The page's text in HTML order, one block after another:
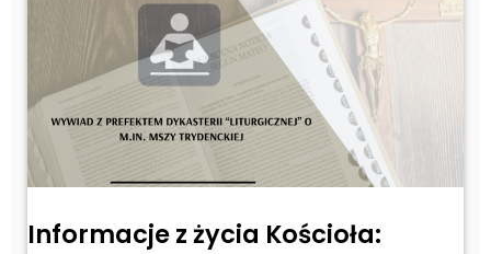
Informacje z życia Kościoła: